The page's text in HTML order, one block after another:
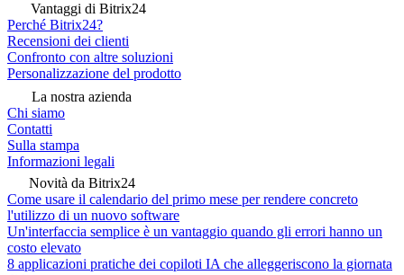
Vantaggi di Bitrix24
Perché Bitrix24?
Recensioni dei clienti
Confronto con altre soluzioni
Personalizzazione del prodotto
La nostra azienda
Chi siamo
Contatti
Sulla stampa
Informazioni legali
Novità da Bitrix24
Come usare il calendario del primo mese per rendere concreto
l'utilizzo di un nuovo software
Un'interfaccia semplice è un vantaggio quando gli errori hanno un
costo elevato
8 applicazioni pratiche dei copiloti IA che alleggeriscono la giornata